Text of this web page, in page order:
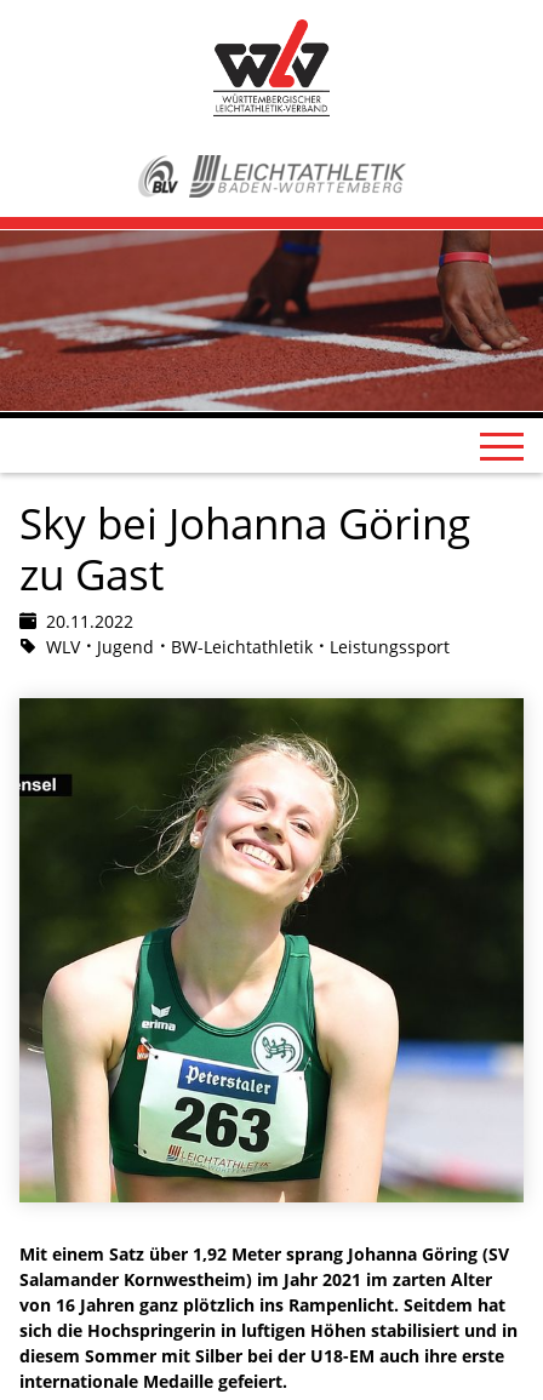
Sky bei Johanna Göring
zu Gast
20.11.2022
WLV
Jugend BW-Leichtathletik Leistungssport
Mit einem Satz über 1,92 Meter sprang Johanna Göring (SV
Salamander Kornwestheim) im Jahr 2021 im zarten Alter
von 16 Jahren ganz plötzlich ins Rampenlicht. Seitdem hat
sich die Hochspringerin in luftigen Höhen stabilisiert und in
diesem Sommer mit Silber bei der U18-EM auch ihre erste
internationale Medaille gefeiert.